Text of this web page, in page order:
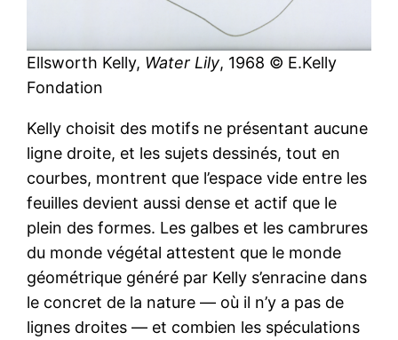
Ellsworth Kelly, Water Lily, 1968 © E.Kelly
Fondation
Kelly choisit des motifs ne présentant aucune
ligne droite, et les sujets dessinés, tout en
courbes, montrent que l’espace vide entre les
feuilles devient aussi dense et actif que le
plein des formes. Les galbes et les cambrures
du monde végétal attestent que le monde
géométrique généré par Kelly s’enracine dans
le concret de la nature — où il n’y a pas de
lignes droites — et combien les spéculations